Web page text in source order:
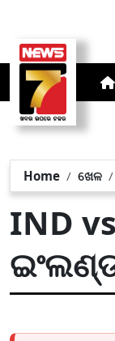
Home ଖେଳ
IND